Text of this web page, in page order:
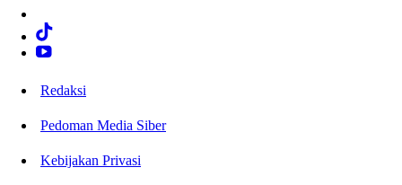
Redaksi
Pedoman Media Siber
Kebijakan Privasi